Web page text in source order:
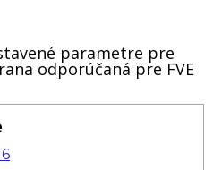
parametre pre
odporúčaná pre FVE